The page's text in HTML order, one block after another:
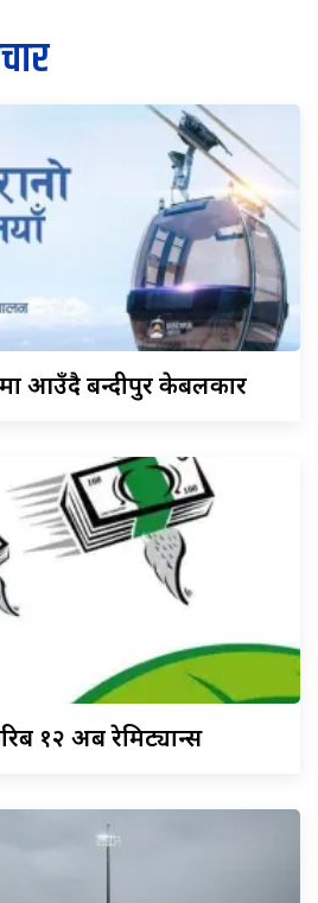
आउँदै बन्दीपुर केबलकार
१२ अर्ब रेमिट्यान्स